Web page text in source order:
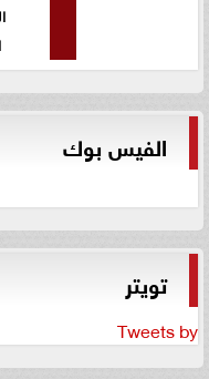
الفيس بوك
تويتر
Tweets by